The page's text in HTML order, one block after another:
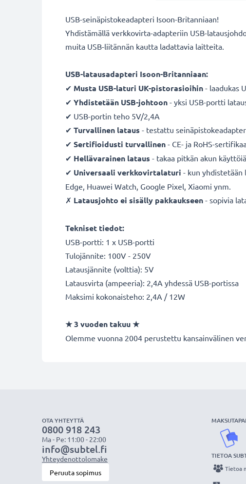
USB-seinäpistokeadapteri Isoon-Britanniaan!
Yhdistämällä verkkovirta-adapteriin USB-
muita USB-liitännän kautta ladattavia laitteita.
USB-latausadapteri Isoon-Britanniaan:
✔ Musta USB-laturi UK-pistorasioihin - laadukas
✔ Yhdistetään USB-johtoon - yksi USB-portti
✔ USB-portin teho 5V/2,4A
✔ Turvallinen lataus - testattu
✔ Sertifioidusti turvallinen - CE- ja RoHS-
✔ Hellävarainen lataus - takaa pitkän akun
✔ Universaali verkkovirtalaturi - kun yhdistetään
Edge, Huawei Watch, Google Pixel, Xiaomi ynm.
✗ Latausjohto ei sisälly pakkaukseen - sopivia
Tekniset tiedot:
USB-portti: 1 x USB-portti
Tulojännite: 100V - 250V
Latausjännite (volttia): 5V
Latausvirta (ampeeria): 2,4A yhdessä USB-portissa
Maksimi kokonaisteho: 2,4A / 12W
★ 3 vuoden takuu ★
Olemme vuonna 2004 perustettu kansainvälinen
OTA YHTEYTTÄ
0800 918 243
Ma - Pe: 11:00 - 22:00
info@subtel.fi
Yhteydenottolomake
Peruuta sopimus
TIETOA
Tietoa